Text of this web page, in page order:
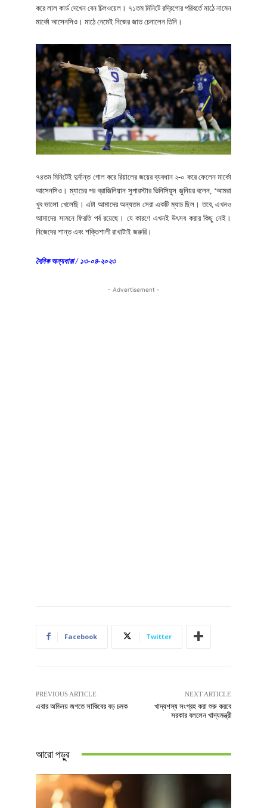
করে লাল কার্ড দেখেন বেন চিলওয়েল। ৭১তম মিনিটে রদ্রিগোর পরিবর্তে মাঠে নামেন
মার্কো আসেনসিও। মাঠে নেমেই নিজের জাত চেনালেন তিনি।
৭৪তম মিনিটেই দুর্দান্ত গোল করে রিয়ালের জয়ের ব্যবধান ২-০ করে ফেলেন মার্কো
আসেনসিও। ম্যাচের পর ব্রাজিলিয়ান সুপারস্টার ভিনিসিয়ুস জুনিয়র বলেন, ‘আমরা
খুব ভালো খেলেছি। এটা আমাদের অন্যতম সেরা একটি ম্যাচ ছিল। তবে, এখনও
আমাদের সামনে ফিরতি পর্ব রয়েছে। যে কারণে এখনই উৎসব করার কিছু নেই।
নিজেদের শান্ত এবং শক্তিশালী রাখাটাই জরুরি।
দৈনিক অন্যধারা / ১৩-০৪-২০২৩
- Advertisement -
Facebook Twitter
PREVIOUS ARTICLE
এবার অভিনয় জগতে সাকিবের বড় চমক
NEXT ARTICLE
খাদ্যশস্য সংগ্রহ করা শুরু করবে
সরকার বললেন খাদ্যমন্ত্রী
আরো পড়ুুর